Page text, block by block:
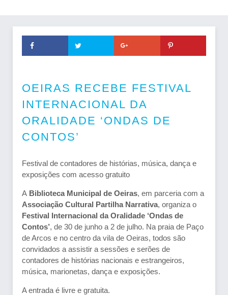
OEIRAS RECEBE FESTIVAL
INTERNACIONAL DA
ORALIDADE ‘ONDAS DE
CONTOS’
Festival de contadores de histórias, música, dança e
exposições com acesso gratuito
A Biblioteca Municipal de Oeiras, em parceria com a
Associação Cultural Partilha Narrativa, organiza o
Festival Internacional da Oralidade ‘Ondas de
Contos’, de 30 de junho a 2 de julho. Na praia de Paço
de Arcos e no centro da vila de Oeiras, todos são
convidados a assistir a sessões e serões de
contadores de histórias nacionais e estrangeiros,
música, marionetas, dança e exposições.
A entrada é livre e gratuita.